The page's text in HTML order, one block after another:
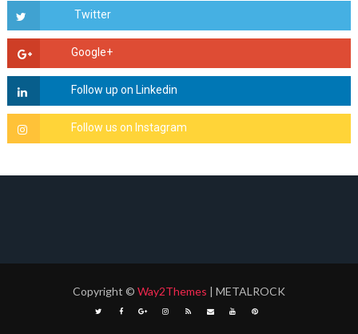
Copyright © Way2Themes | METALROCK